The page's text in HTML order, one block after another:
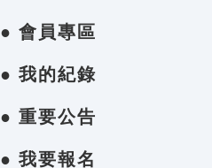
● 會員專區
● 我的紀錄
● 重要公告
● 我要報名